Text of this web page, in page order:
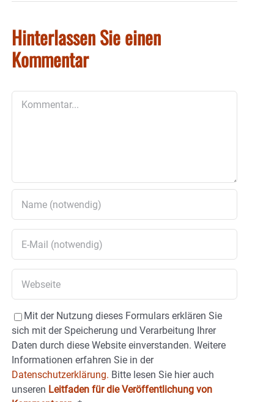
Hinterlassen Sie einen
Kommentar
Mit der Nutzung dieses Formulars erklären Sie
sich mit der Speicherung und Verarbeitung Ihrer
Daten durch diese Website einverstanden. Weitere
Informationen erfahren Sie in der
Datenschutzerklärung. Bitte lesen Sie hier auch
unseren Leitfaden für die Veröffentlichung von